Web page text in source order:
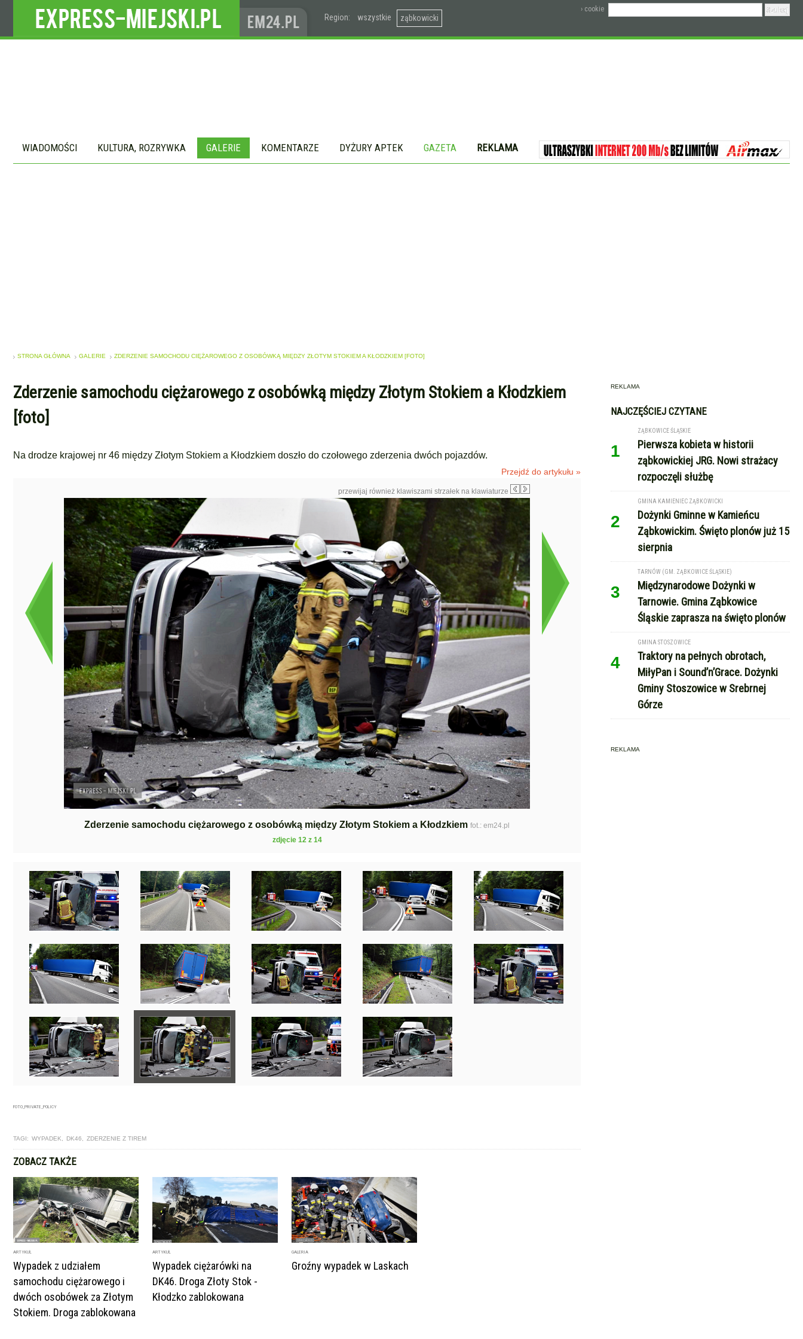
Region: wszystkie ząbkowicki
› cookie
WIADOMOŚCI KULTURA, ROZRYWKA GALERIE KOMENTARZE DYŻURY APTEK GAZETA REKLAMA
STRONA GŁÓWNA GALERIE ZDERZENIE SAMOCHODU CIĘŻAROWEGO Z OSOBÓWKĄ MIĘDZY ZŁOTYM STOKIEM A KŁODZKIEM [FOTO]
Zderzenie samochodu ciężarowego z osobówką między Złotym Stokiem a Kłodzkiem
[foto]
Na drodze krajowej nr 46 między Złotym Stokiem a Kłodzkiem doszło do czołowego zderzenia dwóch pojazdów.
Przejdź do artykułu »
przewijaj również klawiszami strzałek na klawiaturze
Zderzenie samochodu ciężarowego z osobówką między Złotym Stokiem a Kłodzkiem fot.: em24.pl
zdjęcie 12 z 14
FOTO_PRIVATE_POLICY
TAGI: WYPADEK DK46 ZDERZENIE Z TIREM
ZOBACZ TAKŻE
ARTYKUŁ
Wypadek z udziałem
samochodu ciężarowego i
dwóch osobówek za Złotym
Stokiem. Droga zablokowana
ARTYKUŁ
Wypadek ciężarówki na
DK46. Droga Złoty Stok -
Kłodzko zablokowana
GALERIA
Groźny wypadek w Laskach
REKLAMA
NAJCZĘŚCIEJ CZYTANE
1
ZĄBKOWICE ŚLĄSKIE
Pierwsza kobieta w historii
ząbkowickiej JRG. Nowi strażacy
rozpoczęli służbę
2
GMINA KAMIENIEC ZĄBKOWICKI
Dożynki Gminne w Kamieńcu
Ząbkowickim. Święto plonów już 15
sierpnia
3
TARNÓW (GM. ZĄBKOWICE ŚLĄSKIE)
Międzynarodowe Dożynki w
Tarnowie. Gmina Ząbkowice
Śląskie zaprasza na święto plonów
4
GMINA STOSZOWICE
Traktory na pełnych obrotach,
MiłyPan i Sound’n’Grace. Dożynki
Gminy Stoszowice w Srebrnej
Górze
REKLAMA